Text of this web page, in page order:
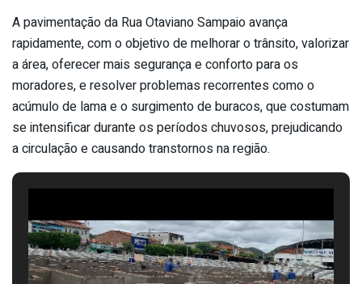
A pavimentação da Rua Otaviano Sampaio avança
rapidamente, com o objetivo de melhorar o trânsito, valorizar
a área, oferecer mais segurança e conforto para os
moradores, e resolver problemas recorrentes como o
acúmulo de lama e o surgimento de buracos, que costumam
se intensificar durante os períodos chuvosos, prejudicando
a circulação e causando transtornos na região.